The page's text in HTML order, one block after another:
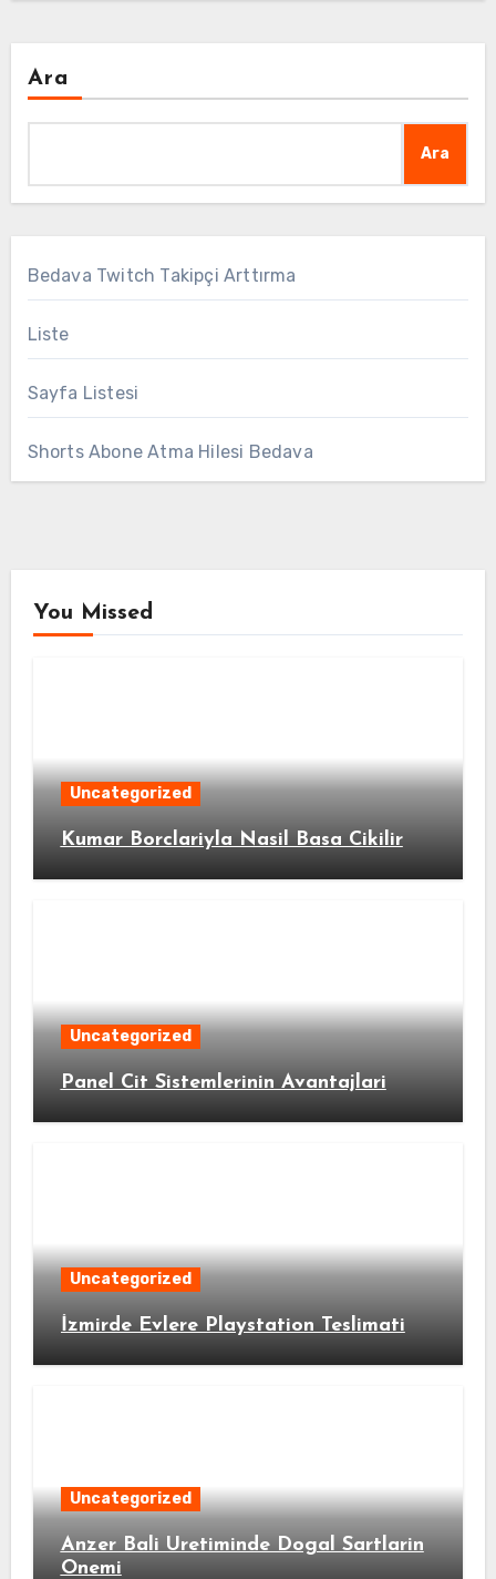
Ara
Ara
Bedava Twitch Takipçi Arttırma
Liste
Sayfa Listesi
Shorts Abone Atma Hilesi Bedava
You Missed
Uncategorized
Kumar Borclariyla Nasil Basa Cikilir
Uncategorized
Panel Cit Sistemlerinin Avantajlari
Uncategorized
İzmirde Evlere Playstation Teslimati
Uncategorized
Anzer Bali Uretiminde Dogal Sartlarin
Onemi